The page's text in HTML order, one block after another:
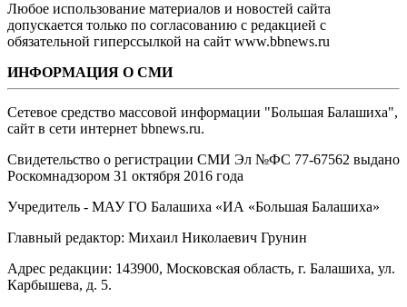
Любое использование материалов и новостей сайта
допускается только по согласованию с редакцией с
обязательной гиперссылкой на сайт www.bbnews.ru
ИНФОРМАЦИЯ О СМИ
Сетевое средство массовой информации "Большая Балашиха",
сайт в сети интернет bbnews.ru.
Свидетельство о регистрации СМИ Эл №ФС ‎77-67562 выдано
Роскомнадзором 31 октября 2016 года
Учредитель - МАУ ГО Балашиха «ИА «Большая Балашиха»
Главный редактор: Михаил Николаевич Грунин
Адрес редакции: 143900, Московская область, г. Балашиха, ул.
Карбышева, д. 5.